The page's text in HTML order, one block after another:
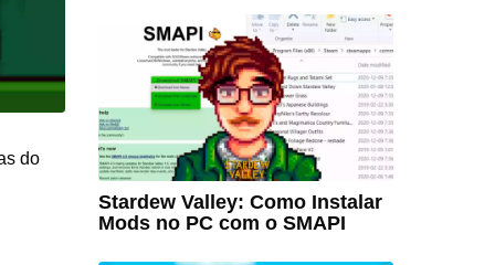
do
Stardew Valley: Como Instalar
Mods no PC com o SMAPI